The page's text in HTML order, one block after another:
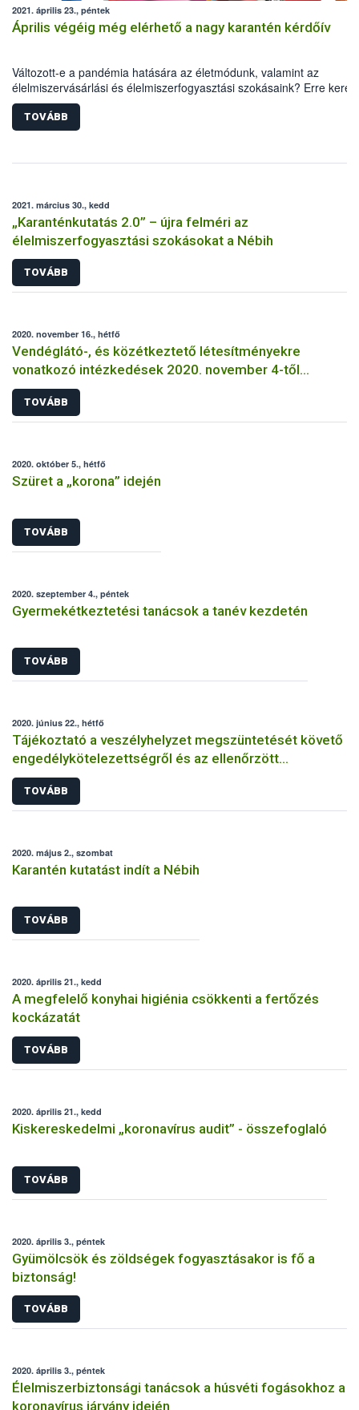
2021. április 23., péntek
Április végéig még elérhető a nagy karantén kérdőív
Változott-e a pandémia hatására az életmódunk, valamint az
élelmiszervásárlási és élelmiszerfogyasztási szokásaink? Erre keresi
idén is a választ a Nébih, a Debreceni Egyetem, valamint a TÉT
közös kutatása. A nagy karantén kérdőív április végéig még
minél pontosabb kép kialakításához ugyanis elengedhetetlen a
TOVÁBB
2021. március 30., kedd
„Karanténkutatás 2.0” – újra felméri az
élelmiszerfogyasztási szokásokat a Nébih
TOVÁBB
2020. november 16., hétfő
Vendéglátó-, és közétkeztető létesítményekre
vonatkozó intézkedések 2020. november 4-től
visszavonásig
TOVÁBB
2020. október 5., hétfő
Szüret a „korona” idején
TOVÁBB
2020. szeptember 4., péntek
Gyermekétkeztetési tanácsok a tanév kezdetén
TOVÁBB
2020. június 22., hétfő
Tájékoztató a veszélyhelyzet megszüntetését követő
engedélykötelezettségről és az ellenőrzött
bejelentés megtételéről
TOVÁBB
2020. május 2., szombat
Karantén kutatást indít a Nébih
TOVÁBB
2020. április 21., kedd
A megfelelő konyhai higiénia csökkenti a fertőzés
kockázatát
TOVÁBB
2020. április 21., kedd
Kiskereskedelmi „koronavírus audit” - összefoglaló
TOVÁBB
2020. április 3., péntek
Gyümölcsök és zöldségek fogyasztásakor is fő a
biztonság!
TOVÁBB
2020. április 3., péntek
Élelmiszerbiztonsági tanácsok a húsvéti fogásokhoz a
koronavírus járvány idején